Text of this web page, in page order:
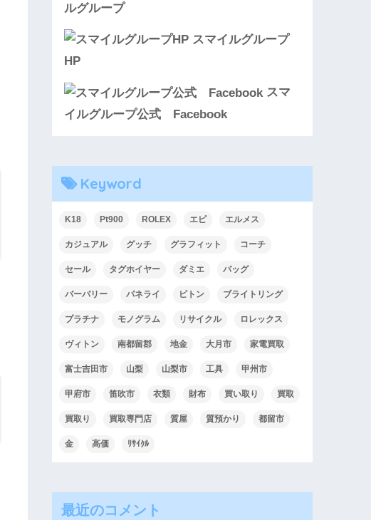
ルグループ
スマイルグループ
HP
スマ
イルグループ公式 Facebook
Keyword
K18 Pt900 ROLEX エピ エルメス
カジュアル グッチ グラフィット コーチ
セール タグホイヤー ダミエ バッグ
バーバリー パネライ ビトン ブライトリング
プラチナ モノグラム リサイクル ロレックス
ヴィトン 南都留郡 地金 大月市 家電買取
富士吉田市 山梨 山梨市 工具 甲州市
甲府市 笛吹市 衣類 財布 買い取り 買取
買取り 買取専門店 質屋 質預かり 都留市
金 高価 ﾘｻｲｸﾙ
最近のコメント